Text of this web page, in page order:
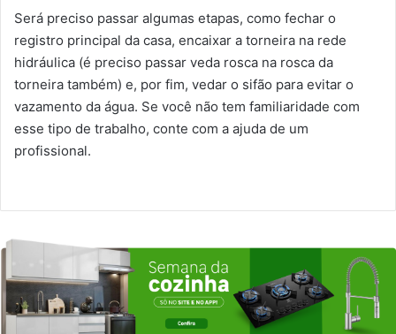
Será preciso passar algumas etapas, como fechar o
registro principal da casa, encaixar a torneira na rede
hidráulica (é preciso passar veda rosca na rosca da
torneira também) e, por fim, vedar o sifão para evitar o
vazamento da água. Se você não tem familiaridade com
esse tipo de trabalho, conte com a ajuda de um
profissional.